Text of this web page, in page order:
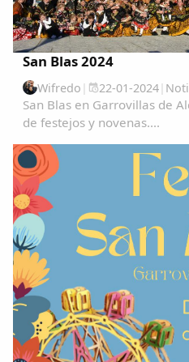
San Blas 2024
Wifredo | 22-01-2024|
San Blas en Garrovillas de
de festejos y novenas....
Compartir
Copiar enlace